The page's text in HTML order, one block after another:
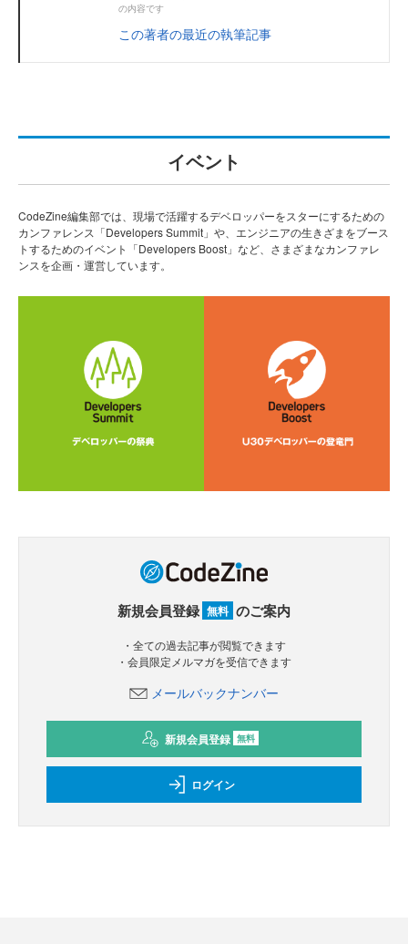
の内容です
この著者の最近の執筆記事
イベント
CodeZine編集部では、現場で活躍するデベロッパーをスターにするための
カンファレンス「Developers Summit」や、エンジニアの生きざまをブース
トするためのイベント「Developers Boost」など、さまざまなカンファレ
ンスを企画・運営しています。
新規会員登録 無料 のご案内
・全ての過去記事が閲覧できます
・会員限定メルマガを受信できます
メールバックナンバー
新規会員登録 無料
ログイン